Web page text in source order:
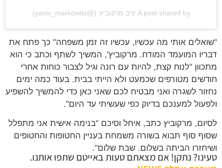
A post shared by יניב מרקוביץ’ (@yaniv_markowitz)
"שואלים אותי מה עכשיו, עכשיו זה זמן משפחה" כך פתח את
דבריו המועמד המודח. מרקוביץ', המשיך לשתף וכתב כי הוא
מתכוון "לנוח קצת, להיות עם רונה וגיל לצבור כוחות אחרי
חודשים מטורפים שכמעט ולא הייתי בבית. בעוד כמה ימים
נחזור לשגרה ואני מבטיח לכם שאני כאן כדי להמשיך להשפיע
ולפעול למענכם בדיוק כפי שעשיתי עד היום".
לסיום, מרקוביץ כתב, איחל וסיכם "בנימה אישית אני מתפלל
שסוף סוף תבוא בשורה משמחת בעניין החטופות והחטופים
ושיחזרו הביתה בשלום. שבת שלום".
טעינו? נתקן! אם מצאתם טעות באייטם שתפו אותנו.